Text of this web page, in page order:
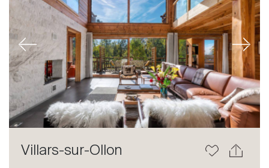
Chambres
Critères
Enregistrer mes critères
Previous Next
Villars-sur-Ollon